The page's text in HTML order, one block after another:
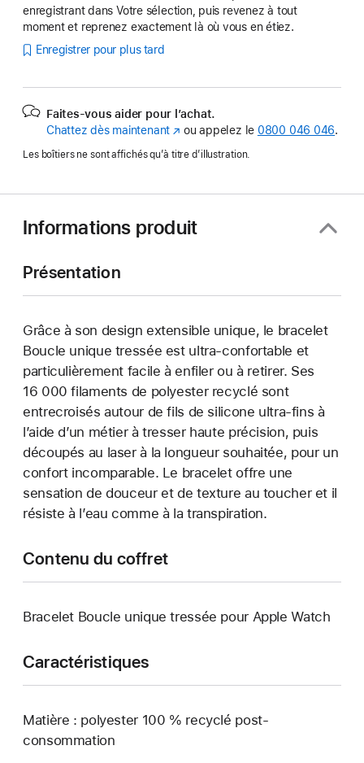
enregistrant dans Votre sélection, puis revenez à tout
moment et reprenez exactement là où vous en étiez.
Enregistrer pour plus tard
Faites-vous aider pour l’achat.
Chattez dès maintenant (s’ouvre
une
fenêtre)
ou appelez le 0800 046 046.
Les boîtiers ne sont affichés qu’à titre d’illustration.
Informations produit
Présentation
Grâce à son design extensible unique, le bracelet
Boucle unique tressée est ultra-confortable et
particulièrement facile à enfiler ou à retirer. Ses
16 000 filaments de polyester recyclé sont
entrecroisés autour de fils de silicone ultra-fins à
l’aide d’un métier à tresser haute précision, puis
découpés au laser à la longueur souhaitée, pour un
confort incomparable. Le bracelet offre une
sensation de douceur et de texture au toucher et il
résiste à l’eau comme à la transpiration.
Contenu du coffret
Bracelet Boucle unique tressée pour Apple Watch
Caractéristiques
Matière : polyester 100 % recyclé post-
consommation